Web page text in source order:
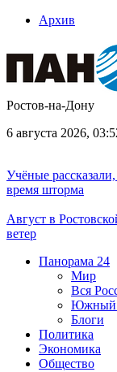
Архив
Ростов-на-Дону
6 августа 2026,
Учёные
время шторма
Август в
ветер
Панорама 24
Мир
Вся
Южный
Блоги
Политика
Экономика
Общество